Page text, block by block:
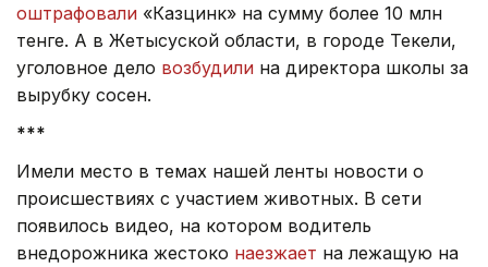
оштрафовали «Казцинк» на сумму более 10 млн
тенге. А в Жетысуской области, в городе Текели,
уголовное дело возбудили на директора школы за
вырубку сосен.
***
Имели место в темах нашей ленты новости о
происшествиях с участием животных. В сети
появилось видео, на котором водитель
внедорожника жестоко наезжает на лежащую на